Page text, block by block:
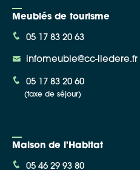
Meublés de tourisme
05 17 83 20 63
infomeuble@cc-iledere.fr
05 17 83 20 60
(taxe de séjour)
Maison de l'Habitat
05 46 29 93 80